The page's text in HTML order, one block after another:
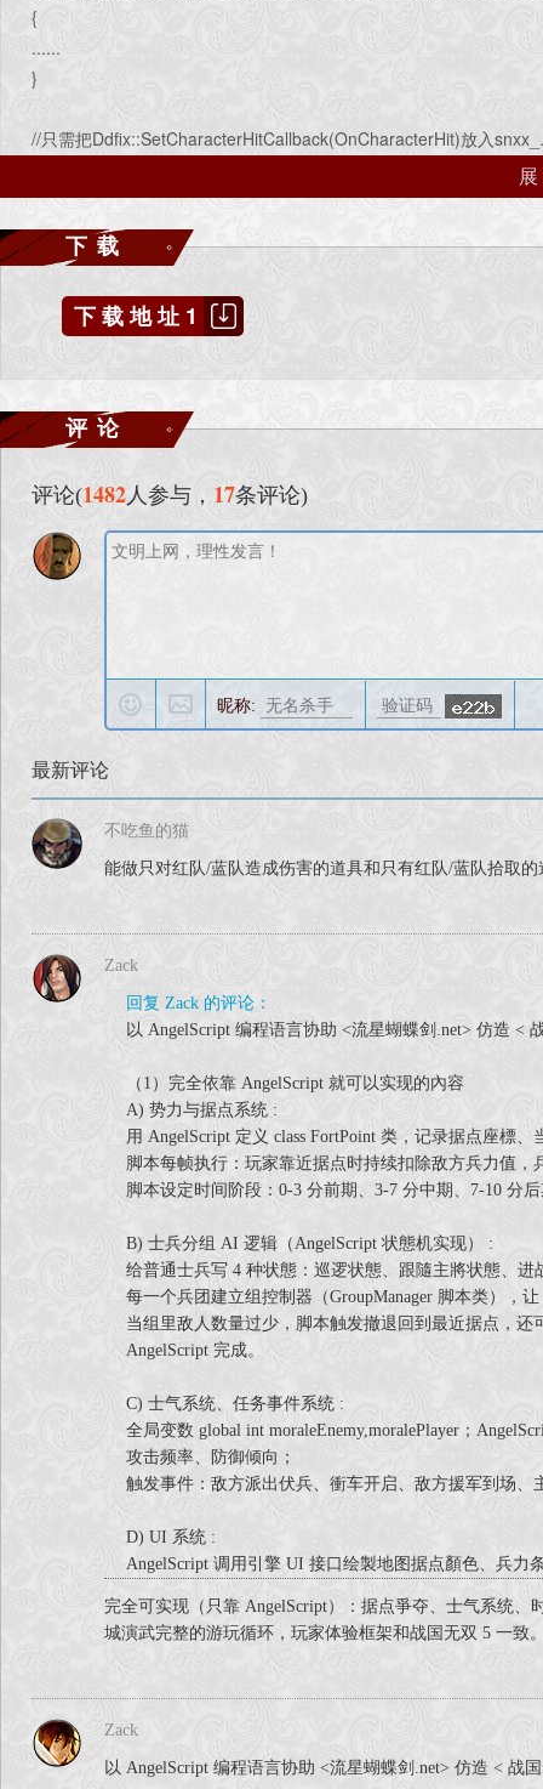
{
......
}
//只需把Ddfix::SetCharacterHitCallback(OnCharacterHit)放入
{
Ddfix::SetCharacterHitCallback(OnCharacterHit);
//只需把^对应的......內容放入snxx_.as的void OnUpdate()內
......
[]: 含档案数
C) SFX[2]-> SFX
D) TexturePatch[1]-> TexturePatch.pak
F) Meteor.res-> 摆放流星主程式的文件夹
#: 按需要覆盖
<其他自创特殊技能及特殊招式有时间將作不定期更新
祝各位身心康泰，游戏愉快！
----------------------------
下载
下载地址1
评论
评论(1482 人参与， 17条评论)
昵称:
最新评论
不吃鱼的猫
能做只对红队/蓝队造成伤害的道具和只有红队/蓝队拾取
Zack
回复 Zack 的评论：
以 AngelScript 编程语言协助 <流星蝴蝶剑.net> 仿造 <
（1）完全依靠 AngelScript 就可以实现的內容
A) 势力与据点系统 :
用 AngelScript 定义 class FortPoint 类，记录据点座標
脚本每帧执行：玩家靠近据点时持续扣除敌方兵力值
脚本设定时间阶段：0‑3 分前期、3‑7 分中期、7‑10
B) 士兵分组 AI 逻辑（AngelScript 状態机实现） :
给普通士兵写 4 种状態：巡逻状態、跟隨主將状態、进
每一个兵团建立组控制器（GroupManager 脚本类），
当组里敌人数量过少，脚本触发撤退回到最近据点，
AngelScript 完成。
C) 士气系统、任务事件系统 :
全局变数 global int moraleEnemy,moralePlayer；
攻击频率、防御倾向；
触发事件：敌方派出伏兵、衝车开启、敌方援军到场
D) UI 系统 :
AngelScript 调用引擎 UI 接口绘製地图据点顏色、兵力
完全可实现（只靠 AngelScript）：据点爭夺、士气系统
城演武完整的游玩循环，玩家体验框架和战国无双 5 一致
Zack
以 AngelScript 编程语言协助 <流星蝴蝶剑.net> 仿造 < 战